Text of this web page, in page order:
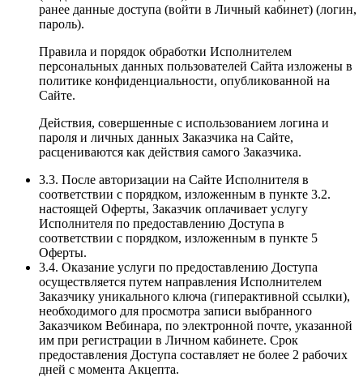
ранее данные доступа (войти в Личный кабинет) (логин,
пароль).
Правила и порядок обработки Исполнителем
персональных данных пользователей Сайта изложены в
политике конфиденциальности, опубликованной на
Сайте.
Действия, совершенные с использованием логина и
пароля и личных данных Заказчика на Сайте,
расцениваются как действия самого Заказчика.
3.3. После авторизации на Сайте Исполнителя в
соответствии с порядком, изложенным в пункте 3.2.
настоящей Оферты, Заказчик оплачивает услугу
Исполнителя по предоставлению Доступа в
соответствии с порядком, изложенным в пункте 5
Оферты.
3.4. Оказание услуги по предоставлению Доступа
осуществляется путем направления Исполнителем
Заказчику уникального ключа (гиперактивной ссылки),
необходимого для просмотра записи выбранного
Заказчиком Вебинара, по электронной почте, указанной
им при регистрации в Личном кабинете. Срок
предоставления Доступа составляет не более 2 рабочих
дней с момента Акцепта.